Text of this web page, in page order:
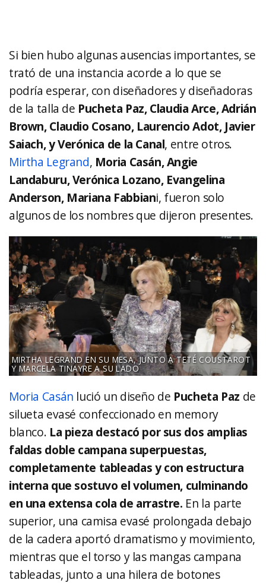
Si bien hubo algunas ausencias importantes, se
trató de una instancia acorde a lo que se
podría esperar, con diseñadores y diseñadoras
de la talla de Pucheta Paz, Claudia Arce, Adrián
Brown, Claudio Cosano, Laurencio Adot, Javier
Saiach, y Verónica de la Canal, entre otros.
Mirtha Legrand, Moria Casán, Angie
Landaburu, Verónica Lozano, Evangelina
Anderson, Mariana Fabbiani, fueron solo
algunos de los nombres que dijeron presentes.
MIRTHA LEGRAND EN SU MESA, JUNTO A TETÉ COUSTAROT
Y MARCELA TINAYRE A SU LADO
Moria Casán lució un diseño de Pucheta Paz de
silueta evasé confeccionado en memory
blanco. La pieza destacó por sus dos amplias
faldas doble campana superpuestas,
completamente tableadas y con estructura
interna que sostuvo el volumen, culminando
en una extensa cola de arrastre. En la parte
superior, una camisa evasé prolongada debajo
de la cadera aportó dramatismo y movimiento,
mientras que el torso y las mangas campana
tableadas, junto a una hilera de botones